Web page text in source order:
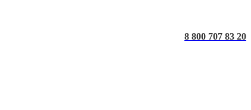
8 800 707 83 20